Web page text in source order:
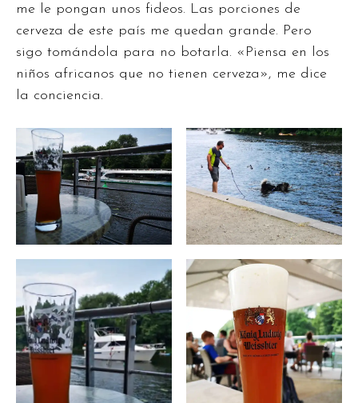
me le pongan unos fideos. Las porciones de
cerveza de este país me quedan grande. Pero
sigo tomándola para no botarla. «Piensa en los
niños africanos que no tienen cerveza», me dice
la conciencia.